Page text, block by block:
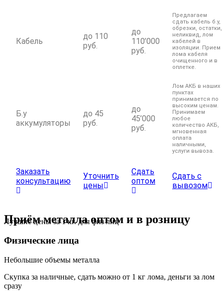
Кабель
до 110
руб.
до
110’000
руб.
Предлагаем
сдать кабель б.у,
обрезки, остатки,
неликвид, лом
кабелей в
изоляции. Прием
лома кабеля
очищенного и в
оплетке.
Б.у
аккумуляторы
до 45
руб.
до
45’000
руб.
Лом АКБ в наших
пунктах
принимается по
высоким ценам.
Принимаем
любое
количество АКБ,
мгновенная
оплата
наличными,
услуги вывоза.
Заказать
консультацию
Уточнить
цены
Сдать
оптом
Сдать с
вывозом
Приём металла оптом и в розницу
Лучшие цены за 1 кг. для физ лиц
Физические лица
Небольшие объемы металла
Скупка за наличные, сдать можно от 1 кг лома, деньги за лом
сразу